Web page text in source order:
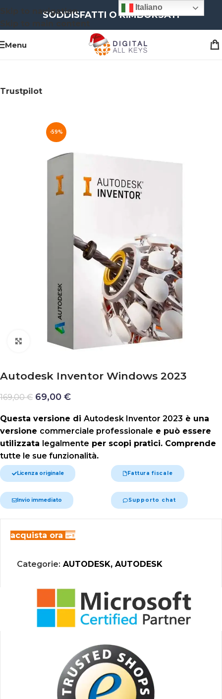
Skip to navigationSODDISFATTI O RIMBORSATI
Menu
Trustpilot
-59%
Clicca per ingrandire
Autodesk Inventor Windows 2023
169,00€ 69,00 €
Questa versione di Autodesk Inventor 2023 è una
versione commerciale professionale e può essere
utilizzata legalmente per scopi pratici. Comprende
tutte le sue funzionalità.
Licenza originale Fattura fiscale
Invio immediato Supporto chat
acquista ora
Categorie: AUTODESK, AUTODESK
Italiano